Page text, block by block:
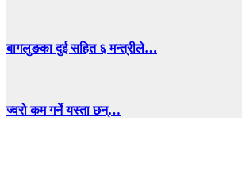
बागलुङका दुई सहित ६ मन्त्रीले…
ज्वरो कम गर्ने यस्ता छन्…